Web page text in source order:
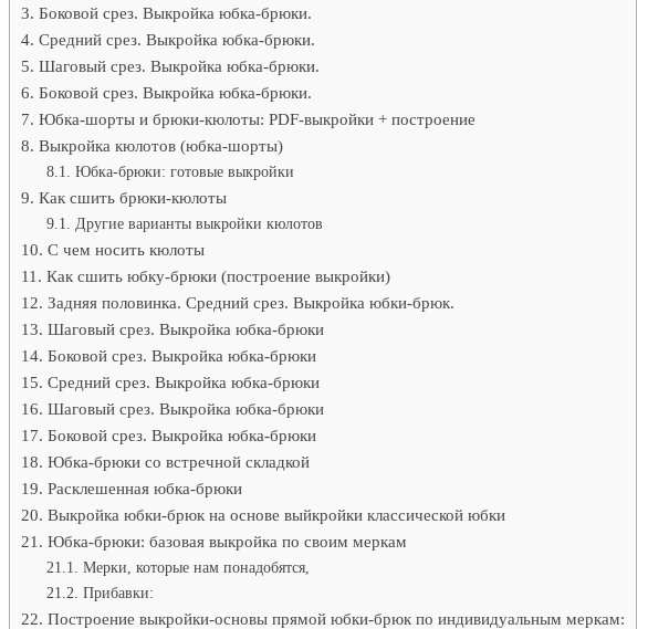
Боковой срез. Выкройка юбка-брюки.
Средний срез. Выкройка юбка-брюки.
Шаговый срез. Выкройка юбка-брюки.
Боковой срез. Выкройка юбка-брюки.
Юбка-шорты и брюки-кюлоты: PDF-выкройки + построение
Выкройка кюлотов (юбка-шорты)
Юбка-брюки: готовые выкройки
Как сшить брюки-кюлоты
Другие варианты выкройки кюлотов
С чем носить кюлоты
Как сшить юбку-брюки (построение выкройки)
Задняя половинка. Средний срез. Выкройка юбки-брюк.
Шаговый срез. Выкройка юбка-брюки
Боковой срез. Выкройка юбка-брюки
Средний срез. Выкройка юбка-брюки
Шаговый срез. Выкройка юбка-брюки
Боковой срез. Выкройка юбка-брюки
Юбка-брюки со встречной складкой
Расклешенная юбка-брюки
Выкройка юбки-брюк на основе выйкройки классической юбки
Юбка-брюки: базовая выкройка по своим меркам
Мерки, которые нам понадобятся,
Прибавки:
Построение выкройки-основы прямой юбки-брюк по индивидуальным меркам: